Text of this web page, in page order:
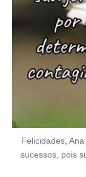
Felicidades,
sucessos, pois